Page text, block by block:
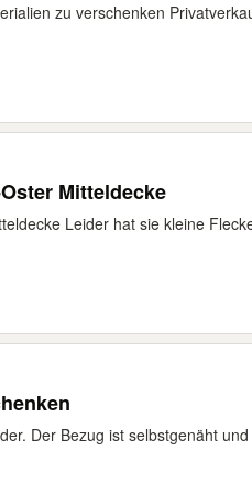
zu verschenken
Mitteldecke
Leider hat sie kleine
Der Bezug ist selbstgenäht